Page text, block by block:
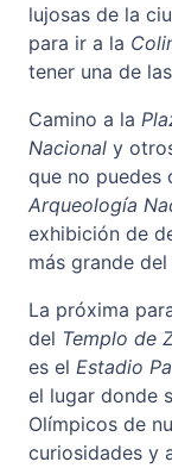
lujosas de la
para ir a la
tener una de
Camino a la
Nacional y
que no puedes
Arqueología
exhibición de
más grande del
La próxima
del Templo de
es el Estadio
el lugar donde
Olímpicos de
curiosidades y